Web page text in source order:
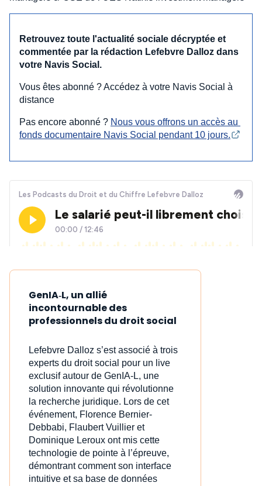
Retrouvez toute l'actualité sociale décryptée et
commentée par la rédaction Lefebvre Dalloz dans
votre Navis Social.
Vous êtes abonné ? Accédez à votre Navis Social à
distance
Pas encore abonné ? Nous vous offrons un accès au
fonds documentaire Navis Social pendant 10 jours.
GenIA‑L, un allié
incontournable des
professionnels du droit social
Lefebvre Dalloz s’est associé à trois
experts du droit social pour un live
exclusif autour de GenIA‑L, une
solution innovante qui révolutionne
la recherche juridique. Lors de cet
événement, Florence Bernier-
Debbabi, Flaubert Vuillier et
Dominique Leroux ont mis cette
technologie de pointe à l’épreuve,
démontrant comment son interface
intuitive et sa base de données